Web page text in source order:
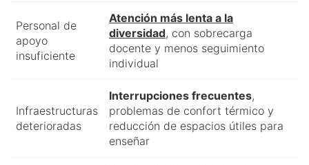
Personal de
apoyo
insuficiente
Atención más lenta a la
diversidad, con sobrecarga
docente y menos seguimiento
individual
Infraestructuras
deterioradas
Interrupciones frecuentes,
problemas de confort térmico y
reducción de espacios útiles para
enseñar